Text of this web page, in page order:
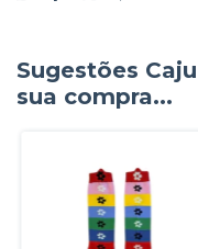
Sugestões
sua compra...